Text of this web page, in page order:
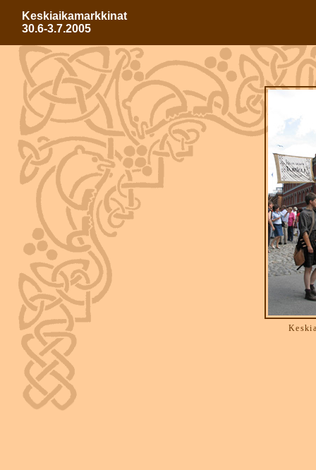
Keskiaikamarkkinat
30.6-3.7.2005